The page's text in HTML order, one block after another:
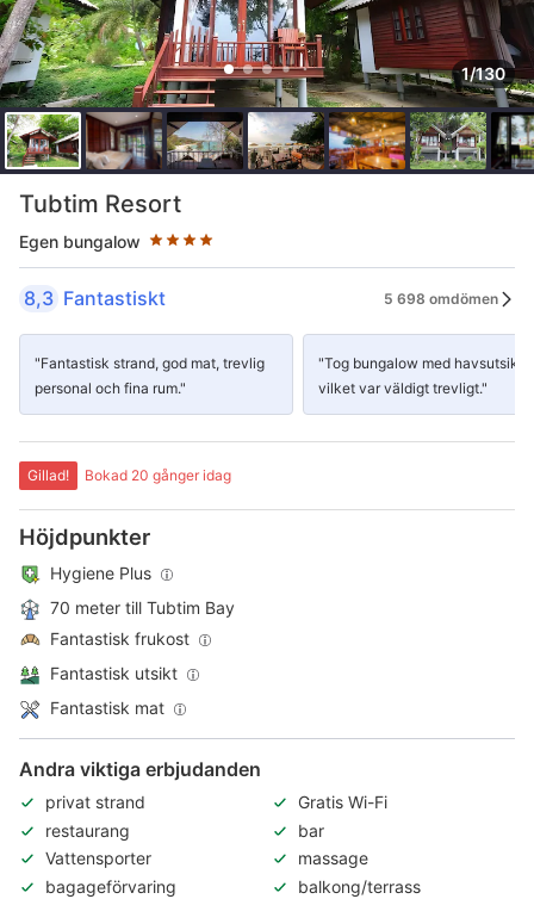
1/130
Tubtim Resort
Egen bungalow
Stjärnklassificering: 4 stjärnor
8,3 Fantastiskt 5 698 omdömen
"Fantastisk strand, god mat, trevlig
personal och fina rum."
"Tog bungalow med havsutsikt
vilket var väldigt trevligt."
Gillad! Bokad 20 gånger idag
Höjdpunkter
Hygiene Plus
70 meter till Tubtim Bay
Fantastisk frukost
Fantastisk utsikt
Fantastisk mat
Andra viktiga erbjudanden
privat strand
Gratis Wi-Fi
restaurang
bar
Vattensporter
massage
bagageförvaring
balkong/terrass